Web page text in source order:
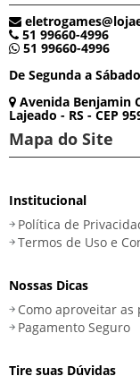
51 99660-4996
51 99660-4996
De Segunda a
Avenida Benjamin
Lajeado - RS - CEP
Mapa do Site
Institucional
Política de
Termos de Uso e
Nossas Dicas
Como aproveitar as
Pagamento Seguro
Tire suas Dúvidas